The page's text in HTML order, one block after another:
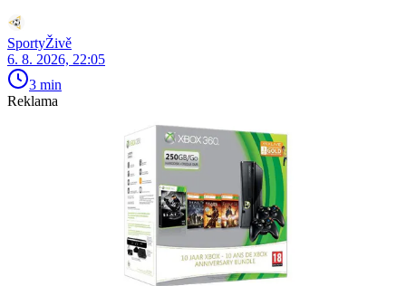
SportyŽivě
6. 8. 2026, 22:05
3 min
Reklama